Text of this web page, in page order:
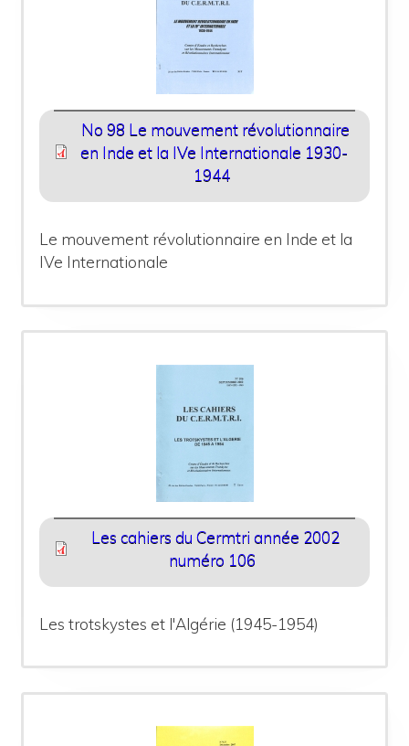
No 98 Le mouvement révolutionnaire
en Inde et la IVe Internationale 1930-
1944
Le mouvement révolutionnaire en Inde et la
IVe Internationale
Les cahiers du Cermtri année 2002
numéro 106
Les trotskystes et l'Algérie (1945-1954)